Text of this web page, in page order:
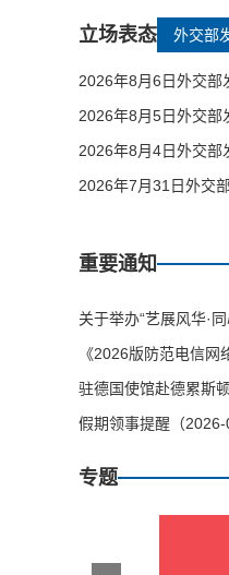
立场表态 外交部
2026年8月6日外交部
2026年8月5日外交部
2026年8月4日外交部
2026年7月31日外交
重要通知
关于举办“艺展风华·
《2026版防范电信
驻德国使馆赴德累斯
假期领事提醒（2026-
专题